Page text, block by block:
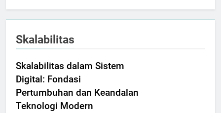
Skalabilitas
Skalabilitas dalam Sistem
Digital: Fondasi
Pertumbuhan dan Keandalan
Teknologi Modern